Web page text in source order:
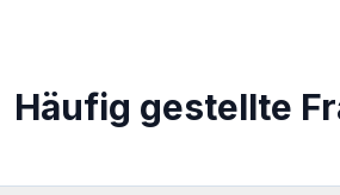
Häufig gestellte